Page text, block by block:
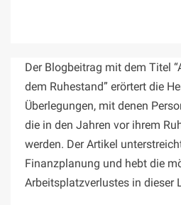
Der Blogbeitrag mit dem Titel
dem Ruhestand” erörtert die
Überlegungen, mit denen
die in den Jahren vor ihrem
werden. Der Artikel
Finanzplanung und hebt die
Arbeitsplatzverlustes in dieser